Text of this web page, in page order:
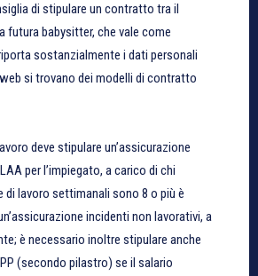
di stipulare un contratto tra il
futura babysitter, che vale come
sostanzialmente i dati personali
si trovano dei modelli di contratto
deve stipulare un’assicurazione
per l’impiegato, a carico di chi
di lavoro settimanali sono 8 o più è
incidenti non lavorativi, a
è necessario inoltre stipulare anche
(secondo pilastro) se il salario